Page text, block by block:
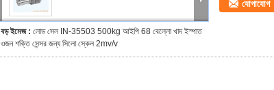
বড় ইমেজ : লোড সেল IN-35503 500kg আইপি 68 বেল্লো খাদ ইস্পাত
ওজন শক্তি সেন্সর জন্য সিলো স্কেল 2mv/v
যোগাযোগ